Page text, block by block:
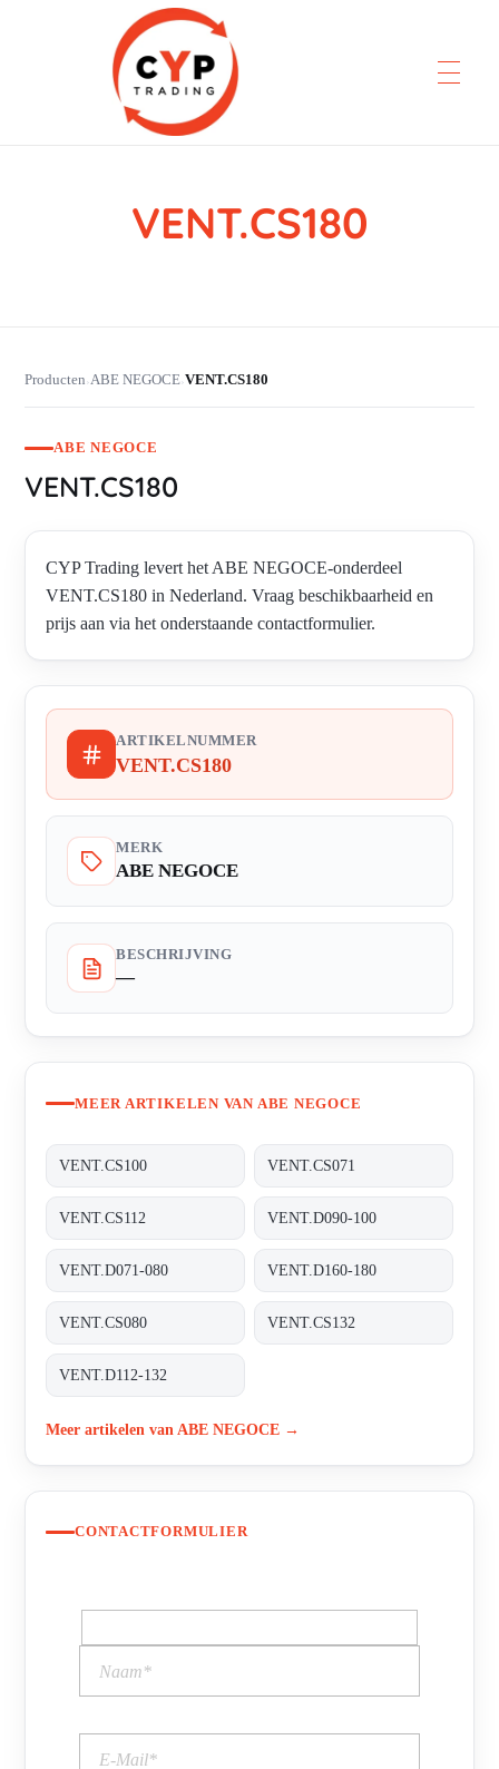
CYP Trading
Professionelle ErsatzteilbeschaffungVENT.CS180
Producten›ABE NEGOCE›VENT.CS180
ABE NEGOCE
VENT.CS180
CYP Trading levert het ABE NEGOCE-onderdeel
VENT.CS180 in Nederland. Vraag beschikbaarheid en
prijs aan via het onderstaande contactformulier.
ARTIKELNUMMER
VENT.CS180
MERK
ABE NEGOCE
BESCHRIJVING
—
MEER ARTIKELEN VAN ABE NEGOCE
VENT.CS100 VENT.CS071
VENT.CS112 VENT.D090-100
VENT.D071-080 VENT.D160-180
VENT.CS080 VENT.CS132
VENT.D112-132
Meer artikelen van ABE NEGOCE →
CONTACTFORMULIER